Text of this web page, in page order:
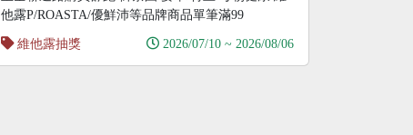
他露P/ROASTA/優鮮沛等品牌商品單筆滿99
維他露抽獎
2026/07/10 ~ 2026/08/06